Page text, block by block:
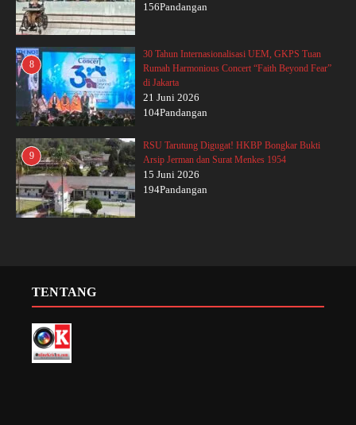
156Pandangan
8
30 Tahun Internasionalisasi UEM, GKPS Tuan
Rumah Harmonious Concert “Faith Beyond Fear”
di Jakarta
21 Juni 2026
104Pandangan
9
RSU Tarutung Digugat! HKBP Bongkar Bukti
Arsip Jerman dan Surat Menkes 1954
15 Juni 2026
194Pandangan
TENTANG